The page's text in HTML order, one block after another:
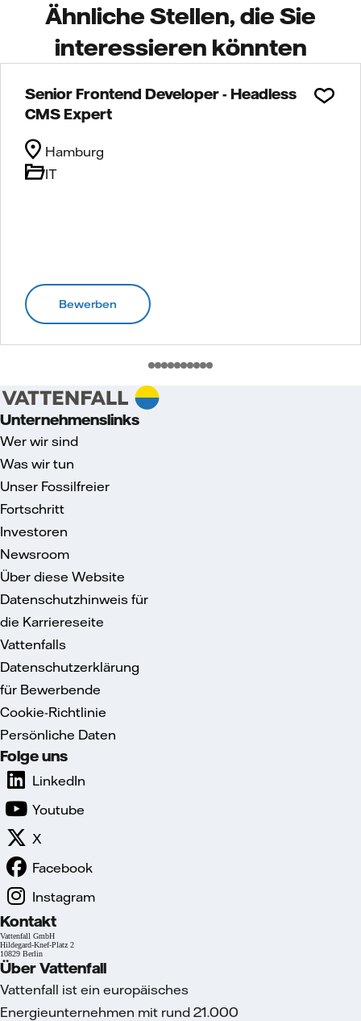
Ähnliche Stellen, die Sie
interessieren könnten
Senior Frontend Developer - Headless
CMS Expert
IT
Hamburg
Bewerben
Unternehmenslinks
Wer wir sind
Was wir tun
Unser Fossilfreier
Fortschritt
Investoren
Newsroom
Über diese Website
Datenschutzhinweis für
die Karriereseite
Vattenfalls
Datenschutzerklärung
für Bewerbende
Cookie-Richtlinie
Persönliche Daten
Folge uns
LinkedIn
Youtube
X
Facebook
Instagram
Kontakt
Vattenfall GmbH
Hildegard-Knef-Platz 2
10829 Berlin
Über Vattenfall
Vattenfall ist ein europäisches
Energieunternehmen mit rund 21.000